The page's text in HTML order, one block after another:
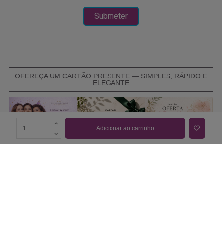
Adicionar ao carrinho
OFEREÇA UM CARTÃO PRESENTE — SIMPLES, RÁPIDO E
ELEGANTE